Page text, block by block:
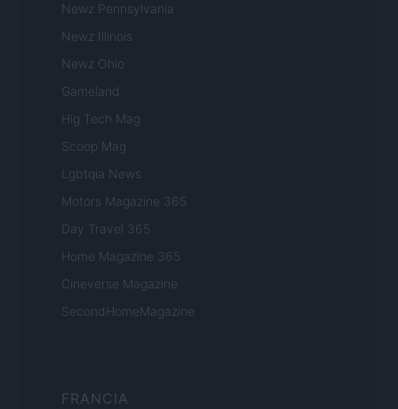
Newz Pennsylvania
Newz Illinois
Newz Ohio
Gameland
Hig Tech Mag
Scoop Mag
Lgbtqia News
Motors Magazine 365
Day Travel 365
Home Magazine 365
Cineverse Magazine
SecondHomeMagazine
FRANCIA